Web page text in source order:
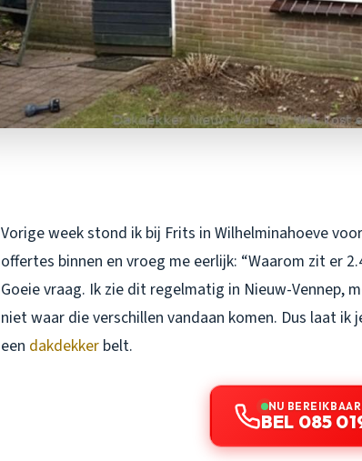
Vorige week stond ik bij Frits in Wilhelminahoeve
offertes binnen en vroeg me eerlijk: “Waarom zit er
Goeie vraag. Ik zie dit regelmatig in Nieuw-Vennep,
niet waar die verschillen vandaan komen. Dus laat
een dakdekker belt.
NU BEREIKBAAR
BEL 085